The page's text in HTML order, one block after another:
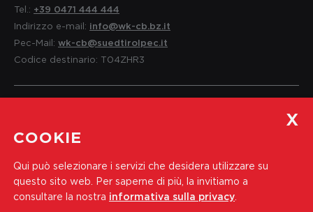
Tel.: +39 0471 444 444
Indirizzo e-mail: info@wk-cb.bz.it
Pec-Mail: wk-cb@suedtirolpec.it
Codice destinario: T04ZHR3
e informazioni
Tel.:
Indirizzo e-mail:
soci@wk-cb.bz.it
COOKIE
Qui può selezionare i servizi che desidera utilizzare su
questo sito web. Per saperne di più, la invitiamo a
consultare la nostra informativa sulla privacy